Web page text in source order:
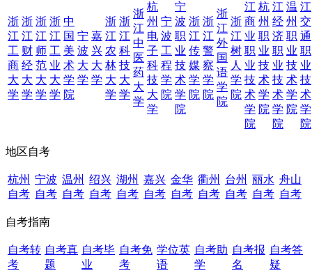
浙
江
工
商
大
学
浙
江
财
经
大
学
浙
江
师
范
大
学
浙
江
工
业
大
学
中
国
美
术
学
院
宁
波
大
学
嘉
兴
大
学
浙
江
农
林
大
学
浙
江
科
技
大
学
浙
江
中
医
药
大
学
杭
州
电
子
科
技
大
学
宁
波
工
程
学
院
宁
波
职
业
技
术
学
院
浙
江
传
媒
学
院
浙
江
警
察
学
院
浙
江
外
国
语
学
院
浙
江
树
人
学
院
江
商
业
职
业
技
术
学
院
杭
州
职
业
技
术
学
院
江
经
济
职
业
技
术
学
院
温
州
职
业
技
术
学
院
江
交
通
职
业
技
术
学
院
地区自考
杭州
自考
宁波
自考
温州
自考
绍兴
自考
湖州
自考
嘉兴
自考
金华
自考
衢州
自考
台州
自考
丽水
自考
舟山
自考
自考指南
自考转
考
自考真
题
自考毕
业
自考免
考
学位英
语
自考助
学
自考报
名
自考答
疑